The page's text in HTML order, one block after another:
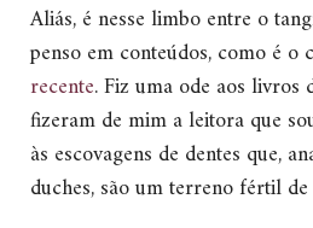
Aliás, é nesse limbo entre o
penso em conteúdos, como é o
recente. Fiz uma ode aos livros
fizeram de mim a leitora que
às escovagens de dentes que,
duches, são um terreno fértil de